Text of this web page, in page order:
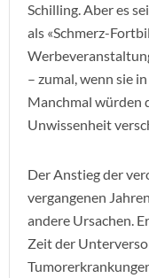
Schilling. Aber es
als «Schmerz-
– zumal, wenn sie
Manchmal würden
Unwissenheit
Der Anstieg der
vergangenen
andere Ursachen.
Zeit der